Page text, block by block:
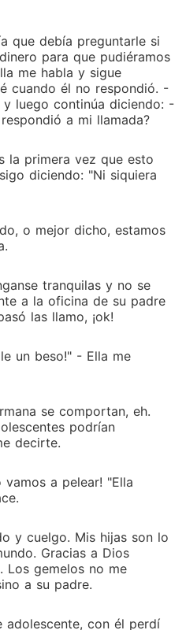
que debía preguntarle si
para que pudiéramos
me habla y sigue
cuando él no respondió. -
y luego continúa diciendo: -
a mi llamada?
la primera vez que esto
diciendo: "Ni siquiera
o mejor dicho, estamos
tranquilas y no se
a la oficina de su padre
las llamo, ¡ok!
un beso!" - Ella me
se comportan, eh.
podrían
decirte.
vamos a pelear! "Ella
y cuelgo. Mis hijas son lo
Gracias a Dios
Los gemelos no me
a su padre.
con él perdí